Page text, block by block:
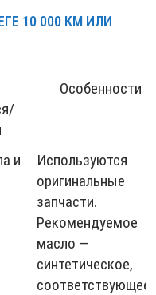
10 000 КМ ИЛИ
Особенности
и
Используются
оригинальные
запчасти.
Рекомендуемое
масло —
синтетическое,
соответствующее